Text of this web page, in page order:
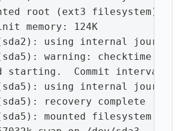
root (ext3 filesystem)
memory: 124K
using internal journal
warning: checktime
starting.  Commit interval 5
using internal journal
recovery complete
mounted filesystem